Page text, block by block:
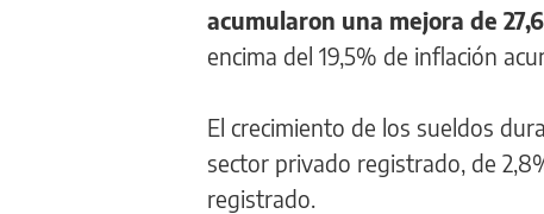
acumularon una mejora de
encima del 19,5% de inflación
El crecimiento de los sueldos
sector privado registrado, de
registrado.